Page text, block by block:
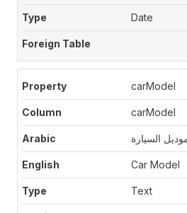
Date
carModel
carModel
السيارة
Car Model
Text